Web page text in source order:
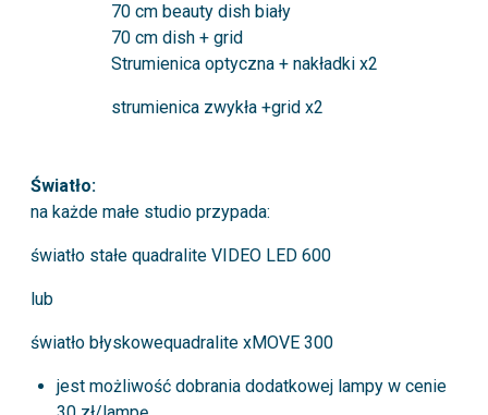
70 cm beauty dish biały
70 cm dish + grid
Strumienica optyczna + nakładki x2
strumienica zwykła +grid x2
Światło:
na każde małe studio przypada:
światło stałe quadralite VIDEO LED 600
lub
światło błyskowequadralite xMOVE 300
jest możliwość dobrania dodatkowej lampy w cenie